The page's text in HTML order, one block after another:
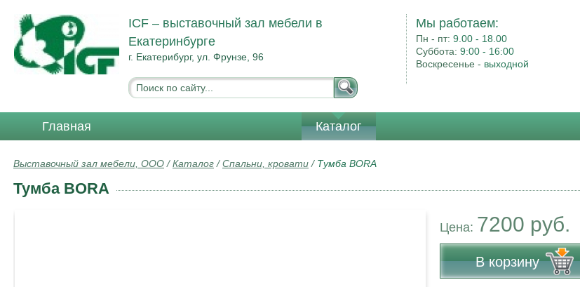
ICF – выставочный зал мебели в
Екатеринбурге
г. Екатерибург, ул. Фрунзе, 96
Мы работаем:
Пн - пт:9.00 - 18.00
Суббота:9:00 - 16:00
Воскресенье - выходной
Главная Каталог
Выставочный зал мебели, ООО /Каталог /Спальни, кровати / Тумба BORA
Тумба BORA
Цена: 7200 руб.
В корзину